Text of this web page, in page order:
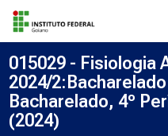
Skip to navigation
Skip to login form
Ir para o conteúdo principal
Skip to accessibility options
Skip to footer
Skip accessibility options
015029 - Fisiologia
2024/
Bacharelado, 4º
(2024)